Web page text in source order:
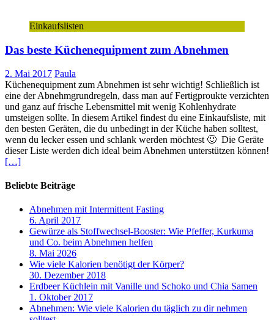
Einkaufslisten
Das beste Küchenequipment zum Abnehmen
2. Mai 2017 Paula
Küchenequipment zum Abnehmen ist sehr wichtig! Schließlich ist
eine der Abnehmgrundregeln, dass man auf Fertigproukte verzichten
und ganz auf frische Lebensmittel mit wenig Kohlenhydrate
umsteigen sollte. In diesem Artikel findest du eine Einkaufsliste, mit
den besten Geräten, die du unbedingt in der Küche haben solltest,
wenn du lecker essen und schlank werden möchtest 🙂 Die Geräte
dieser Liste werden dich ideal beim Abnehmen unterstützen können!
[…]
Beliebte Beiträge
Abnehmen mit Intermittent Fasting
6. April 2017
Gewürze als Stoffwechsel-Booster: Wie Pfeffer, Kurkuma
und Co. beim Abnehmen helfen
8. Mai 2026
Wie viele Kalorien benötigt der Körper?
30. Dezember 2018
Erdbeer Küchlein mit Vanille und Schoko und Chia Samen
1. Oktober 2017
Abnehmen: Wie viele Kalorien du täglich zu dir nehmen